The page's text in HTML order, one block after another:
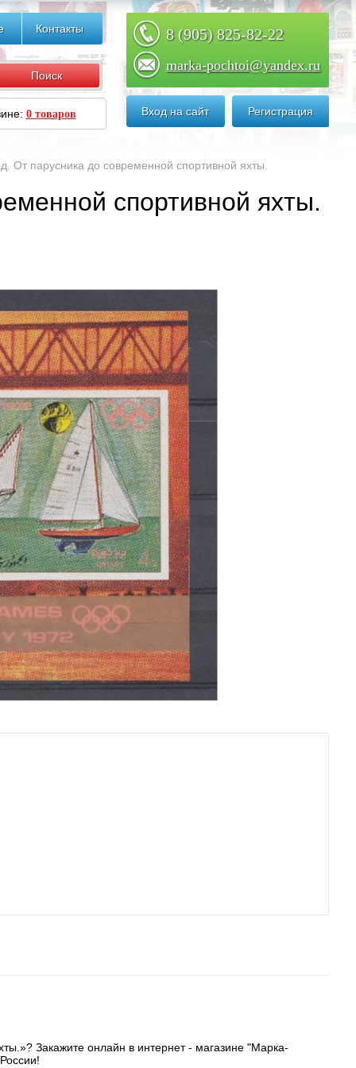
Контакты 8 (905) 825-82-22
marka-pochtoi@yandex.ru
Вход на сайт Регистрация
0 товаров
От парусника до современной спортивной яхты.
спортивной яхты.
Закажите онлайн в интернет - магазине "Марка-